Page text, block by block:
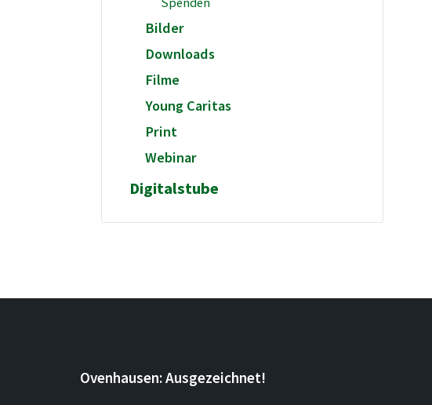
Bilder
Downloads
Filme
Young Caritas
Print
Webinar
Digitalstube
Ovenhausen: Ausgezeichnet!